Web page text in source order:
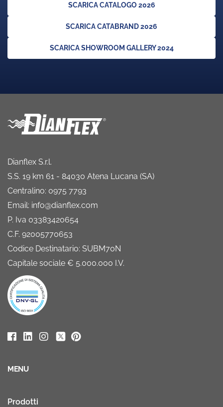
SCARICA CATALOGO 2026
SCARICA CATABRAND 2026
SCARICA SHOWROOM GALLERY 2024
Dianflex S.r.l.
S.S. 19 km 61 - 84030 Atena Lucana (SA)
Centralino: 0975 7793
Email: info@dianflex.com
P. Iva 03383420654
C.F. 92005770653
Codice Destinatario: SUBM70N
Capitale sociale € 5.000.000 I.V.
MENU
Prodotti